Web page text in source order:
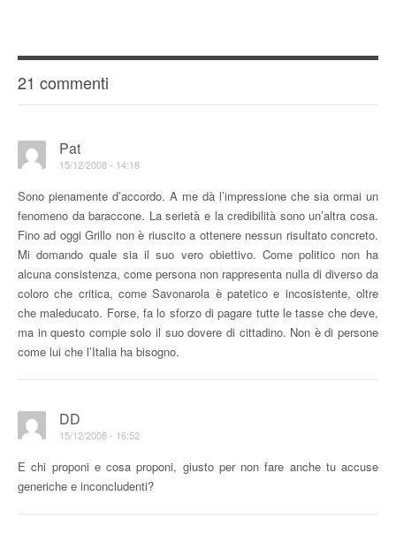
21 commenti
Pat
15/12/2008 - 14:18
Sono pienamente d’accordo. A me dà l’impressione che sia ormai un
fenomeno da baraccone. La serietà e la credibilità sono un’altra cosa.
Fino ad oggi Grillo non è riuscito a ottenere nessun risultato concreto.
Mi domando quale sia il suo vero obiettivo. Come politico non ha
alcuna consistenza, come persona non rappresenta nulla di diverso da
coloro che critica, come Savonarola è patetico e incosistente, oltre
che maleducato. Forse, fa lo sforzo di pagare tutte le tasse che deve,
ma in questo compie solo il suo dovere di cittadino. Non è di persone
come lui che l’Italia ha bisogno.
DD
15/12/2008 - 16:52
E chi proponi e cosa proponi, giusto per non fare anche tu accuse
generiche e inconcludenti?